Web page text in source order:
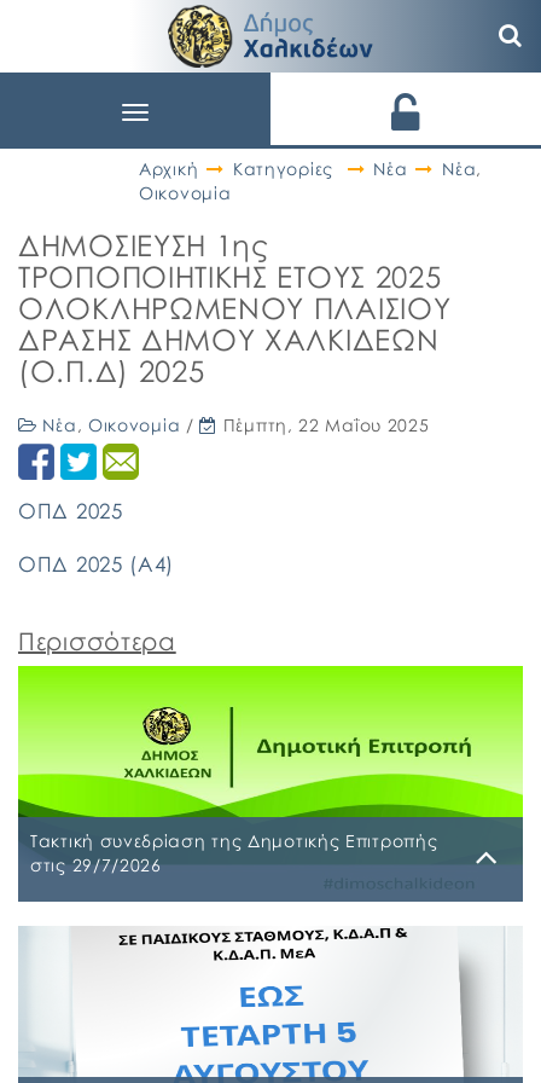
Toggle
Αρχική
Κατηγορίες Νέα Νέα,
Οικονομία
ΔΗΜΟΣΙΕΥΣΗ 1ης
ΤΡΟΠΟΠΟΙΗΤΙΚΗΣ ΕΤΟΥΣ 2025
ΟΛΟΚΛΗΡΩΜΕΝΟΥ ΠΛΑΙΣΙΟΥ
ΔΡΑΣΗΣ ΔΗΜΟΥ ΧΑΛΚΙΔΕΩΝ
(Ο.Π.Δ) 2025
Νέα , Οικονομία / Πέμπτη, 22 Μαΐου 2025
ΟΠΔ 2025
ΟΠΔ 2025 (Α4)
Περισσότερα
Τακτική συνεδρίαση της Δημοτικής Επιτροπής
στις 29/7/2026
Τακτική συνεδρίαση της Δημοτικής Επιτροπής θα
διεξαχθεί στο Δημοτικό Κατάστημα επί των οδών
Ληλαντίων και Μεγασθένους 34, την Τετάρτη 29
Ιουλίου 2026 και ώρα 10:00 π.μ., για συζήτηση και
λήψη απόφασης στα παρακάτω θέματα της